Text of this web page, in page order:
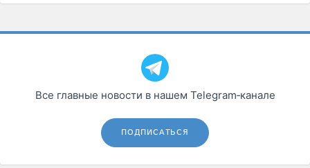
Все главные новости в нашем Telegram‑канале
ПОДПИСАТЬСЯ